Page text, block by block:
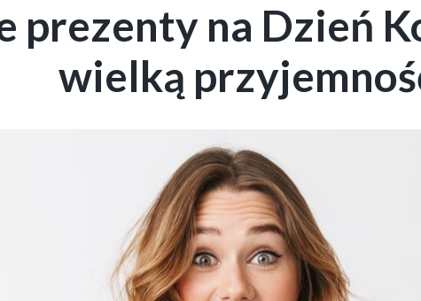
prezenty na Dzień
wielką